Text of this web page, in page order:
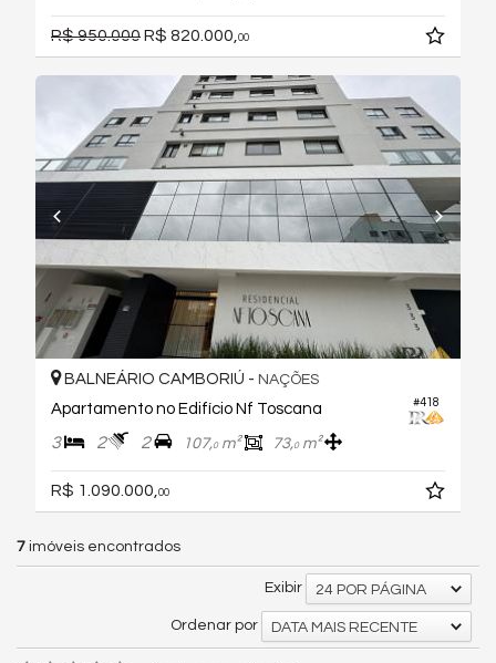
R$ 950.000R$ 820.000, 00
#418
BALNEÁRIO CAMBORIÚ - NAÇÕES
Apartamento no Edifício Nf Toscana
3 2 2 107,0m² 73,0m²
R$ 1.090.000,00
7 imóveis encontrados
Exibir 24 POR PÁGINA
Ordenar por DATA MAIS RECENTE